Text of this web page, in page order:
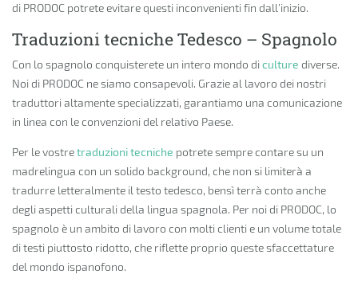
di PRODOC potrete evitare questi inconvenienti fin dall’inizio.
Traduzioni tecniche Tedesco – Spagnolo
Con lo spagnolo conquisterete un intero mondo diculture diverse.
Noi di PRODOC ne siamo consapevoli. Grazie al lavoro dei nostri
traduttori altamente specializzati, garantiamo una comunicazione
in linea con le convenzioni del relativo Paese.
Per le vostretraduzioni tecniche potrete sempre contare su un
madrelingua con un solido background, che non si limiterà a
tradurre letteralmente il testo tedesco, bensì terrà conto anche
degli aspetti culturali della lingua spagnola. Per noi di PRODOC, lo
spagnolo è un ambito di lavoro con molti clienti e un volume totale
di testi piuttosto ridotto, che riflette proprio queste sfaccettature
del mondo ispanofono.